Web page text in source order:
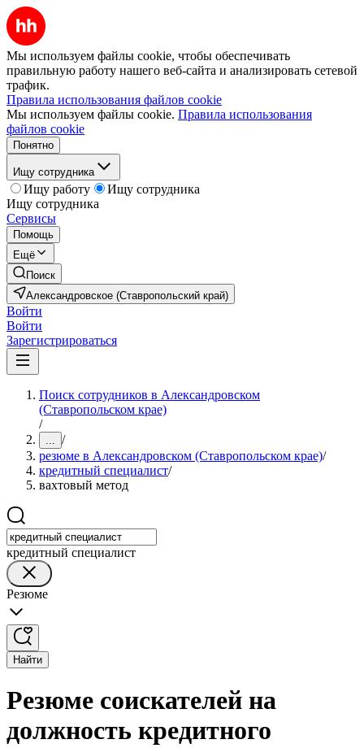
Мы используем файлы cookie, чтобы обеспечивать
правильную работу нашего веб-сайта и анализировать сетевой
трафик.
Правила использования файлов cookie
Мы используем файлы cookie. Правила использования
файлов cookie
Понятно
Ищу сотрудника
Ищу работу
Ищу сотрудника
Ищу сотрудника
Сервисы
Помощь
Ещё
Поиск
Александровское (Ставропольский край)
Войти
Войти
Зарегистрироваться
Поиск сотрудников в Александровском
(Ставропольском крае)
/
... /
резюме в Александровском (Ставропольском крае)/
кредитный специалист/
вахтовый метод
кредитный специалист
Резюме
Найти
Резюме соискателей на
должность кредитного